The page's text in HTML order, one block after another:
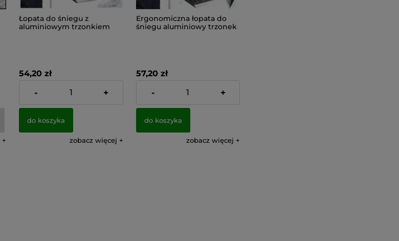
Łopata do śniegu z
aluminiowym trzonkiem
54,20 zł
zawiera 23% VAT, bez kosztów
- +
do koszyka
zobacz więcej
Ergonomiczna łopata do
śniegu aluminiowy trzonek
57,20 zł
zawiera 23% VAT, bez kosztów
- +
do koszyka
zobacz więcej